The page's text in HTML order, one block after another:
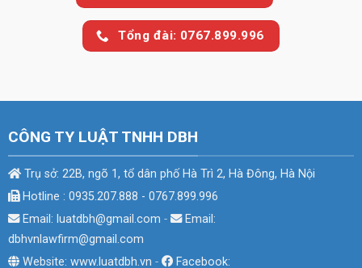
Tổng đài: 0767.899.996
CÔNG TY LUẬT TNHH DBH
Trụ sở: 22B, ngõ 1, tổ dân phố Hà Trì 2, Hà Đông, Hà Nội
Hotline : 0935.207.888 - 0767.899.996
Email: luatdbh@gmail.com -
Email:
dbhvnlawfirm@gmail.com
Website: www.luatdbh.vn -
Facebook: